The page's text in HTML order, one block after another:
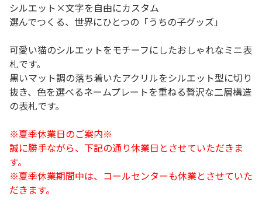
シルエット×文字を自由にカスタム
選んでつくる、世界にひとつの「うちの子グッズ」
可愛い猫のシルエットをモチーフにしたおしゃれなミニ表
札です。
黒いマット調の落ち着いたアクリルをシルエット型に切り
抜き、色を選べるネームプレートを重ねる贅沢な二層構造
の表札です。
※夏季休業日のご案内※
誠に勝手ながら、下記の通り休業日とさせていただきま
す。
※夏季休業期間中は、コールセンターも休業とさせていた
だきます。